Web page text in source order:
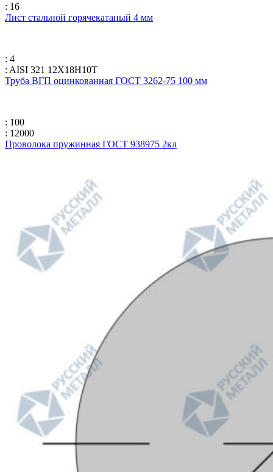
: 16
Лист стальной горячекатаный 4 мм
: 4
: AISI 321 12Х18Н10Т
Труба ВГП оцинкованная ГОСТ 3262-75 100 мм
: 100
: 12000
Проволока пружинная ГОСТ 938975 2кл